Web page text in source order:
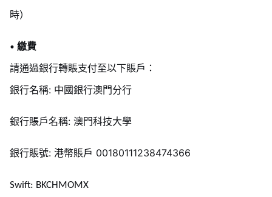
時）
• 繳費
請通過銀行轉賬支付至以下賬戶：
銀行名稱: 中國銀行澳門分行
銀行賬戶名稱: 澳門科技大學
銀行賬號: 港幣賬戶 00180111238474366
Swift: BKCHMOMX